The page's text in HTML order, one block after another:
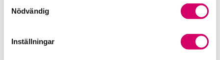
Nödvändig
Inställningar
Norrköping
www.vemestoforetagsservice.se